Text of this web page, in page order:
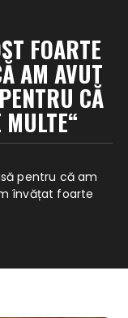
FOARTE
AM AVUT
CĂ
pentru că am
învățat foarte